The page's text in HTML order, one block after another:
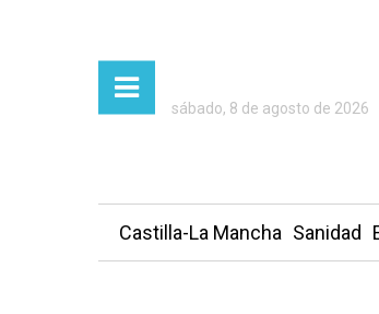
sábado, 8 de agosto de 2026
Castilla-La Mancha Sanidad